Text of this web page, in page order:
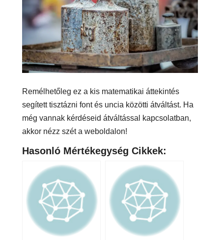
Remélhetőleg ez a kis matematikai áttekintés
segített tisztázni font és uncia közötti átváltást. Ha
még vannak kérdéseid átváltással kapcsolatban,
akkor nézz szét a weboldalon!
Hasonló Mértékegység Cikkek: